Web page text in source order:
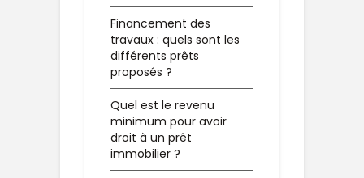
Financement des
travaux : quels sont les
différents prêts
proposés ?
Quel est le revenu
minimum pour avoir
droit à un prêt
immobilier ?